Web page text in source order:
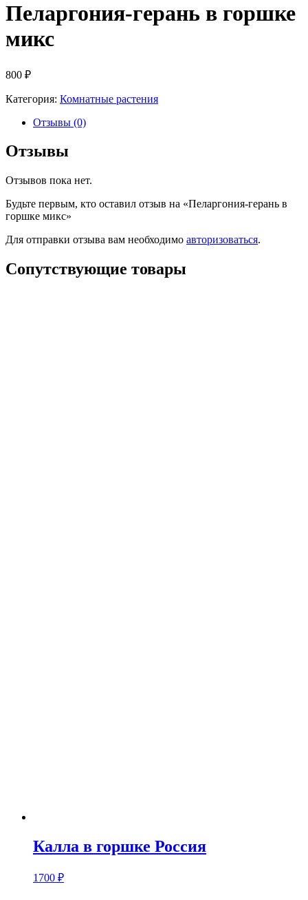
Пеларгония-герань в горшке
микс
800 ₽
Категория: Комнатные растения
Отзывы (0)
Отзывы
Отзывов пока нет.
Будьте первым, кто оставил отзыв на «Пеларгония-герань в
горшке микс»
Для отправки отзыва вам необходимо авторизоваться.
Сопутствующие товары
Калла в горшке Россия
1700 ₽